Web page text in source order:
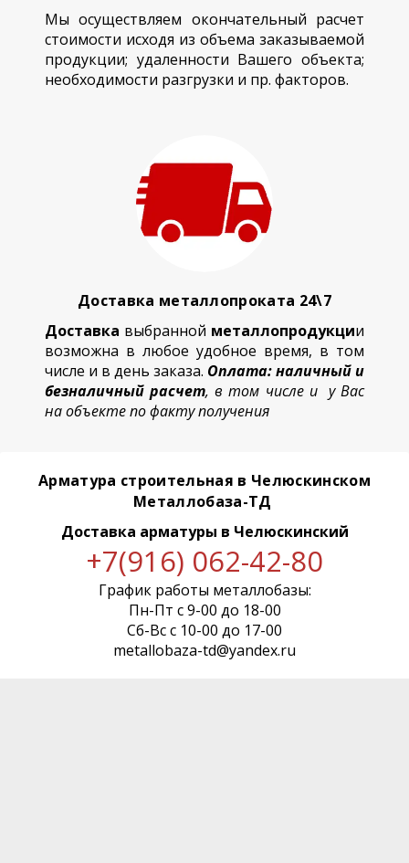
Мы осуществляем окончательный расчет
стоимости исходя из объема заказываемой
продукции; удаленности Вашего объекта;
необходимости разгрузки и пр. факторов.
Доставка металлопроката 24\7
Доставка выбранной металлопродукции
возможна в любое удобное время, в том
числе и в день заказа. Оплата: наличный и
безналичный расчет, в том числе и у Вас
на объекте по факту получения
Арматура строительная в Челюскинском
Металлобаза-ТД
Доставка арматуры в Челюскинский
+7(916) 062-42-80
График работы металлобазы:
Пн-Пт с 9-00 до 18-00
Сб-Вс с 10-00 до 17-00
metallobaza-td@yandex.ru